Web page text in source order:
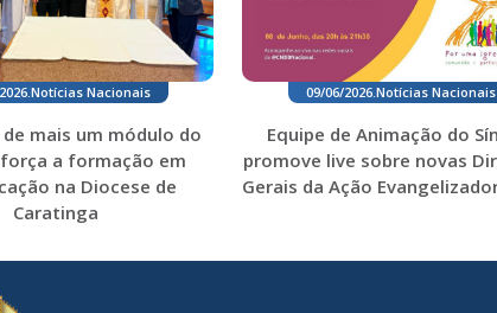
.Notícias Nacionais
de mais um módulo do
a formação em
na Diocese de
Caratinga
09/06/2026. Notícias Nacionais
Equipe de Animação do
promove live sobre novas
Gerais da Ação